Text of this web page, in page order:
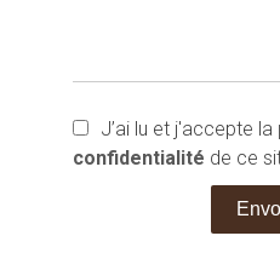
J’ai lu et j'accepte la
confidentialité de ce